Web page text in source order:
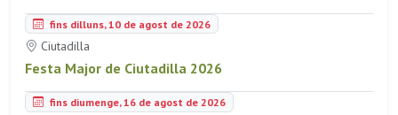
fins dilluns, 10 de agost de 2026
Ciutadilla
Festa Major de Ciutadilla 2026
fins diumenge, 16 de agost de 2026